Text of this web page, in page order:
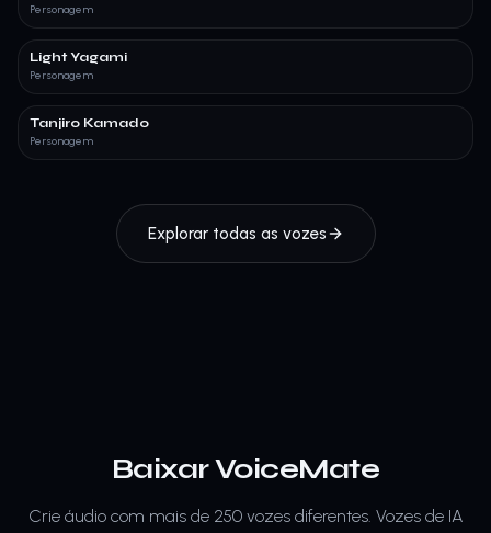
Personagem
Light Yagami
Personagem
Tanjiro Kamado
Personagem
Explorar todas as vozes
Baixar VoiceMate
Crie áudio com mais de 250 vozes diferentes. Vozes de IA